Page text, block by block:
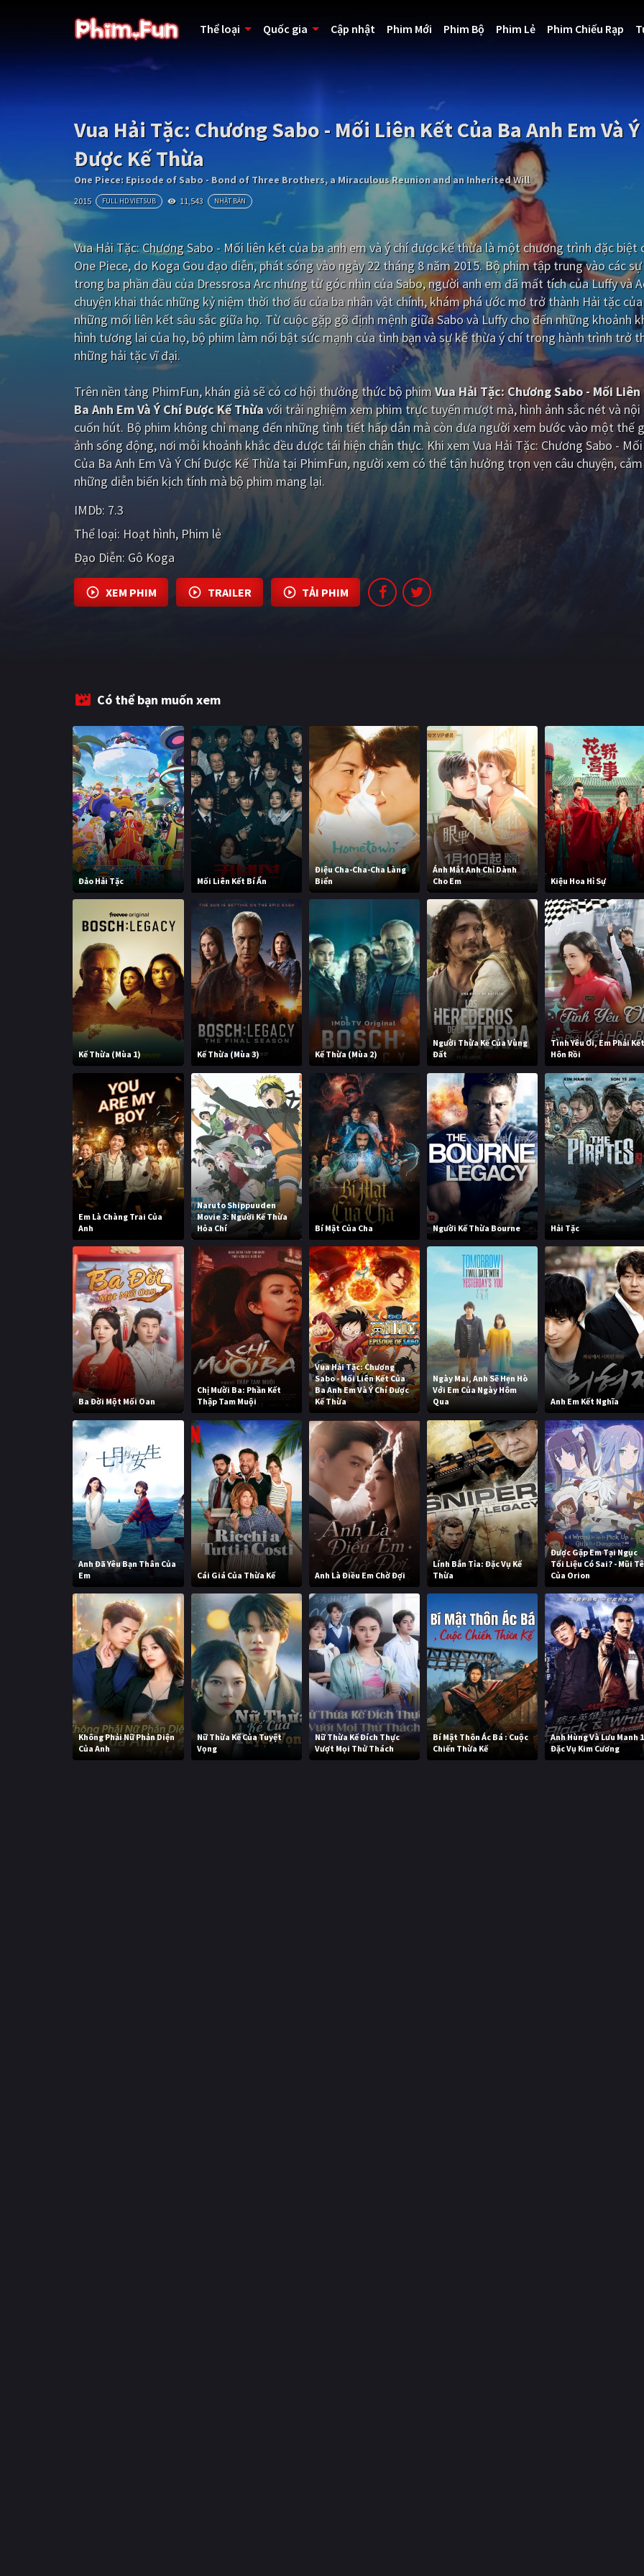
Thể loại Quốc gia Cập nhật Phim Mới Phim Bộ Phim Lẻ Phim Chiếu Rạp
Vua Hải Tặc: Chương Sabo - Mối Liên Kết Của Ba Anh Em Và
Được Kế Thừa
One Piece: Episode of Sabo - Bond of Three Brothers, a Miraculous Reunion and an Inherited Will
2015 FULL HD VIETSUB 11,543 NHẬT BẢN
Vua Hải Tặc: Chương Sabo - Mối liên kết của ba anh em và ý chí được kế thừa là một chương trình đặc biệt
One Piece, do Koga Gou đạo diễn, phát sóng vào ngày 22 tháng 8 năm 2015. Bộ phim tập trung vào các
trong ba phần đầu của Dressrosa Arc nhưng từ góc nhìn của Sabo, người anh em đã mất tích của Luffy và
chuyện khai thác những kỷ niệm thời thơ ấu của ba nhân vật chính, khám phá ước mơ trở thành Hải tặc
những mối liên kết sâu sắc giữa họ. Từ cuộc gặp gỡ định mệnh giữa Sabo và Luffy cho đến những khoảnh
hình tương lai của họ, bộ phim làm nổi bật sức mạnh của tình bạn và sự kế thừa ý chí trong hành trình trở
những hải tặc vĩ đại.
Trên nền tảng PhimFun, khán giả sẽ có cơ hội thưởng thức bộ phimVua Hải Tặc: Chương Sabo - Mối
Ba Anh Em Và Ý Chí Được Kế Thừavới trải nghiệm xem phim trực tuyến mượt mà, hình ảnh sắc nét và nội
cuốn hút. Bộ phim không chỉ mang đến những tình tiết hấp dẫn mà còn đưa người xem bước vào một thế
ảnh sống động, nơi mỗi khoảnh khắc đều được tái hiện chân thực. Khi xem Vua Hải Tặc: Chương Sabo -
Của Ba Anh Em Và Ý Chí Được Kế Thừa tại PhimFun, người xem có thể tận hưởng trọn vẹn câu chuyện,
những diễn biến kịch tính mà bộ phim mang lại.
IMDb: 7.3
Thể loại: Hoạt hình Phim lẻ
Đạo Diễn: Gô Koga
XEM PHIM TRAILER TẢI PHIM
Có thể bạn muốn xem
Đảo Hải Tặc Mối Liên Kết Bí Ẩn
Điệu Cha-Cha-Cha Làng
Biển
Ánh Mắt Anh Chỉ Dành
Cho Em
Kiệu Hoa Hỉ Sự
Kế Thừa (Mùa 1) Kế Thừa (Mùa 3) Kế Thừa (Mùa 2)
Người Thừa Kế Của Vùng
Đất
Tình Yêu Ơi, Em Phải
Hôn Rồi
Em Là Chàng Trai Của
Anh
Naruto Shippuuden
Movie 3: Người Kế Thừa
Hỏa Chí
Bí Mật Của Cha Người Kế Thừa Bourne Hải Tặc
Ba Đời Một Mối Oan
Chị Mười Ba: Phần Kết
Thập Tam Muội
Vua Hải Tặc: Chương
Sabo - Mối Liên Kết Của
Ba Anh Em Và Ý Chí Được
Kế Thừa
Ngày Mai, Anh Sẽ Hẹn Hò
Với Em Của Ngày Hôm
Qua
Anh Em Kết Nghĩa
Anh Đã Yêu Bạn Thân Của
Em
Cái Giá Của Thừa Kế Anh Là Điều Em Chờ Đợi
Lính Bắn Tỉa: Đặc Vụ Kế
Thừa
Được Gặp Em Tại Ngục
Tối Liệu Có Sai? - Mũi
Của Orion
Không Phải Nữ Phản Diện
Của Anh
Nữ Thừa Kế Của Tuyệt
Vọng
Nữ Thừa Kế Đích Thực
Vượt Mọi Thử Thách
Bí Mật Thôn Ác Bá : Cuộc
Chiến Thừa Kế
Anh Hùng Và Lưu Manh
Đặc Vụ Kim Cương